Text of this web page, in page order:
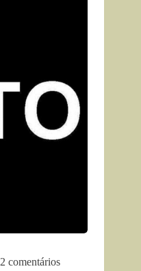
2 comentários